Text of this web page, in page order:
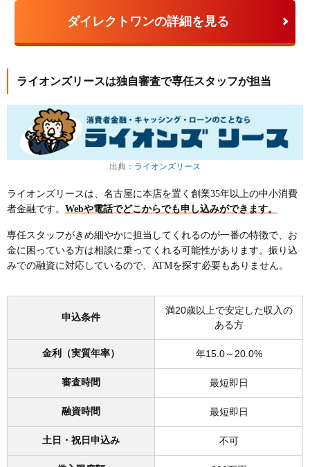
ダイレクトワンの詳細を見る
ライオンズリースは独自審査で専任スタッフが担当
出典： ライオンズリース
ライオンズリースは、名古屋に本店を置く創業35年以上の中小消費
者金融です。 Webや電話でどこからでも申し込みができます。
専任スタッフがきめ細やかに担当してくれるのが一番の特徴で、お
金に困っている方は相談に乗ってくれる可能性があります。振り込
みでの融資に対応しているので、ATMを探す必要もありません。
申込条件
満20歳以上で安定した収入の
ある方
金利（実質年率） 年15.0～20.0%
審査時間 最短即日
融資時間 最短即日
土日・祝日申込み 不可